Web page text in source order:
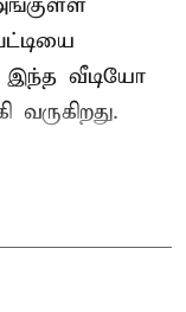
இந்த வீடியோ